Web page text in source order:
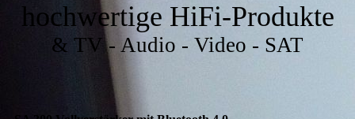
hochwertige HiFi-Produkte
& TV - Audio - Video - SAT